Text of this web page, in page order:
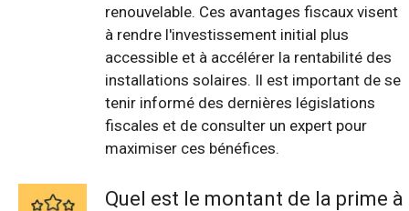
renouvelable. Ces avantages fiscaux visent
à rendre l'investissement initial plus
accessible et à accélérer la rentabilité des
installations solaires. Il est important de se
tenir informé des dernières législations
fiscales et de consulter un expert pour
maximiser ces bénéfices.
Quel est le montant de la prime à